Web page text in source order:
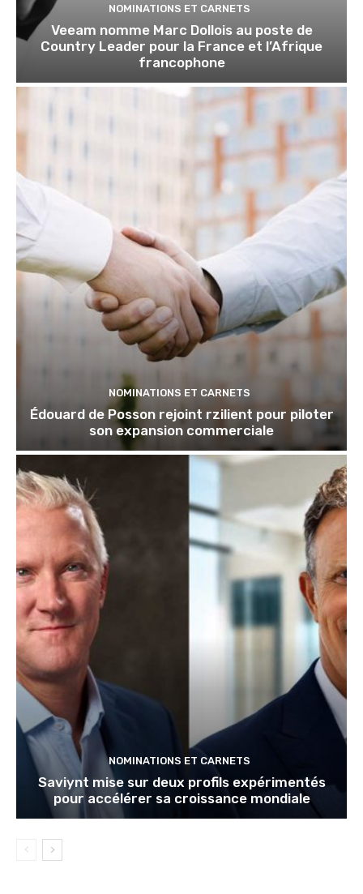
NOMINATIONS ET CARNETS
Veeam nomme Marc Dollois au poste de
Country Leader pour la France et l’Afrique
francophone
NOMINATIONS ET CARNETS
Édouard de Posson rejoint rzilient pour piloter
son expansion commerciale
NOMINATIONS ET CARNETS
Saviynt mise sur deux profils expérimentés
pour accélérer sa croissance mondiale